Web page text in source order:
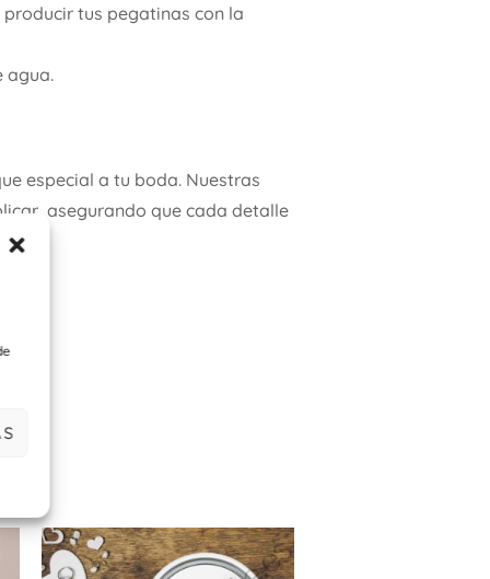
tus pegatinas con la
agua.
especial a tu boda. Nuestras
asegurando que cada detalle
Este
producto